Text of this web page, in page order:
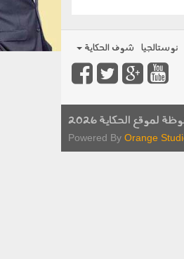
نوستالجيا شوف الحكاية
لموقع الحكاية 2026
Powered By Orange